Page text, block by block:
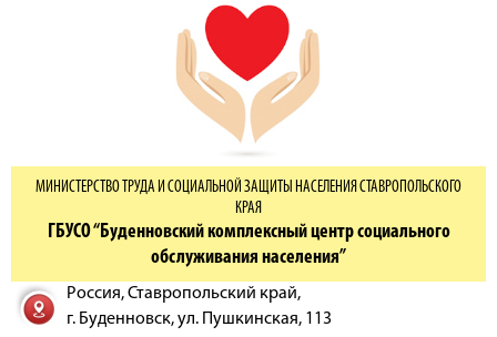
МИНИСТЕРСТВО ТРУДА И СОЦИАЛЬНОЙ ЗАЩИТЫ НАСЕЛЕНИЯ СТАВРОПОЛЬСКОГО
КРАЯ
ГБУСО “Буденновский комплексный центр социального
обслуживания населения”
Россия, Ставропольский край,
г. Буденновск,ул. Пушкинская, 113